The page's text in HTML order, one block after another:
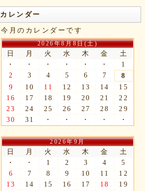
カレンダー
今月のカレンダーです
2026年8月8日(土)
日 月 火 水 木 金
土
・
・ ・ ・ ・ ・
1
2
3 4 5 6 7
8
9
10 11 12 13 14
15
16
17 18 19 20 21
22
23
24 25 26 27 28
29
30
31 ・ ・ ・ ・ ・
2026年9月
日 月 火 水 木 金
土
・
・ 1 2 3 4
5
6
7 8 9 10 11
12
13
14 15 16 17 18
19